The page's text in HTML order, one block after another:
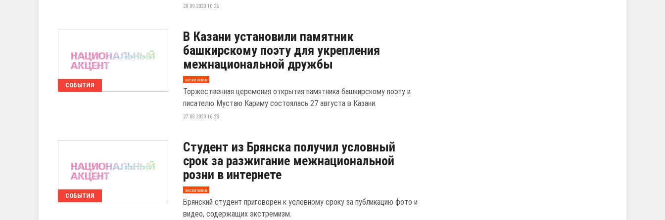
28.09.2020 10:26
СОБЫТИЯ
В Казани установили памятник
башкирскому поэту для укрепления
межнациональной дружбы
эксклюзив
Торжественная церемония открытия памятника башкирскому поэту и
писателю Мустаю Кариму состоялась 27 августа в Казани.
27.08.2020 16:28
СОБЫТИЯ
Студент из Брянска получил условный
срок за разжигание межнациональной
розни в интернете
эксклюзив
Брянский студент приговорен к условному сроку за публикацию фото и
видео, содержащих экстремизм.